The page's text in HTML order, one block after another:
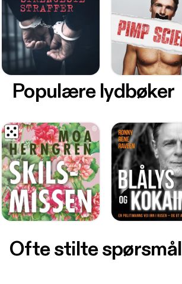
Populære lydbøker
Ofte stilte spørsmål